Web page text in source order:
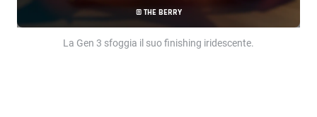
© THE BERRY
La Gen 3 sfoggia il suo finishing iridescente.